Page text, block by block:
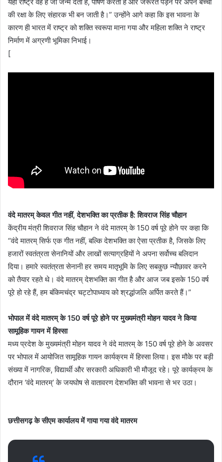
की रक्षा के लिए संहारक भी बन जाती है।” उन्होंने आगे कहा कि इस भावना के
कारण ही भारत में राष्ट्र को शक्ति स्वरूपा माना गया और महिला शक्ति ने राष्ट्र
निर्माण में अग्रणी भूमिका निभाई।
[
वंदे मातरम् केवल गीत नहीं, देशभक्ति का प्रतीक है: शिवराज सिंह चौहान
केंद्रीय मंत्री शिवराज सिंह चौहान ने वंदे मातरम् के 150 वर्ष पूरे होने पर कहा कि
“वंदे मातरम् सिर्फ एक गीत नहीं, बल्कि देशभक्ति का ऐसा प्रतीक है, जिसके लिए
हजारों स्वतंत्रता सेनानियों और लाखों सत्याग्रहियों ने अपना सर्वोच्च बलिदान
दिया। हमारे स्वतंत्रता सेनानी हर समय मातृभूमि के लिए सबकुछ न्यौछावर करने
को तैयार रहते थे। वंदे मातरम् देशभक्ति का गीत है और आज जब इसके 150 वर्ष
पूरे हो रहे हैं, हम बंकिमचंद्र चट्टोपाध्याय को श्रद्धांजलि अर्पित करते हैं।”
भोपाल में वंदे मातरम् के 150 वर्ष पूरे होने पर मुख्यमंत्री मोहन यादव ने किया
सामूहिक गायन में हिस्सा
मध्य प्रदेश के मुख्यमंत्री मोहन यादव ने वंदे मातरम् के 150 वर्ष पूरे होने के अवसर
पर भोपाल में आयोजित सामूहिक गायन कार्यक्रम में हिस्सा लिया। इस मौके पर बड़ी
संख्या में नागरिक, विद्यार्थी और सरकारी अधिकारी भी मौजूद रहे। पूरे कार्यक्रम के
दौरान ‘वंदे मातरम्’ के जयघोष से वातावरण देशभक्ति की भावना से भर उठा।
छत्तीसगढ़ के सीएम कार्यालय में गाया गया वंदे मातरम